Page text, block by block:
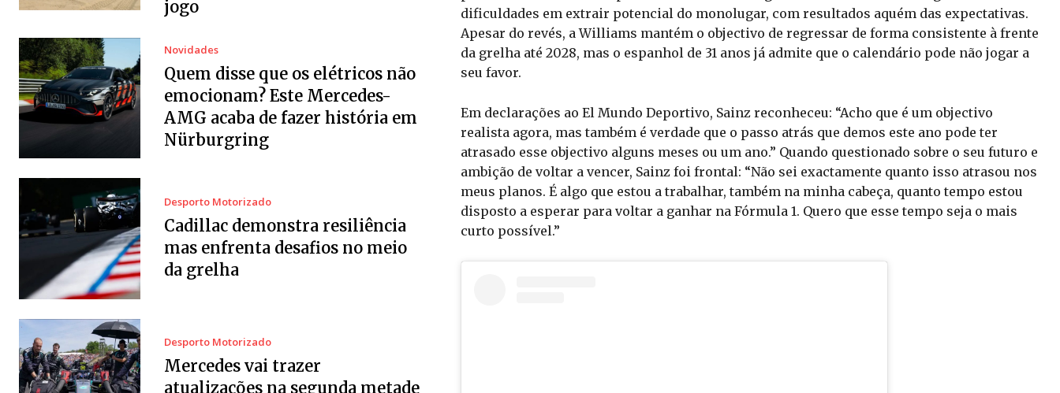
jogo
Novidades
Quem disse que os elétricos não
emocionam? Este Mercedes-
AMG acaba de fazer história em
Nürburgring
Desporto Motorizado
Cadillac demonstra resiliência
mas enfrenta desafios no meio
da grelha
Desporto Motorizado
Mercedes vai trazer
atualizações na segunda metade
dificuldades em extrair potencial do monolugar, com resultados aquém das expectativas.
Apesar do revés, a Williams mantém o objectivo de regressar de forma consistente à frente
da grelha até 2028, mas o espanhol de 31 anos já admite que o calendário pode não jogar a
seu favor.
Em declarações ao El Mundo Deportivo, Sainz reconheceu: “Acho que é um objectivo
realista agora, mas também é verdade que o passo atrás que demos este ano pode ter
atrasado esse objectivo alguns meses ou um ano.” Quando questionado sobre o seu futuro e
ambição de voltar a vencer, Sainz foi frontal: “Não sei exactamente quanto isso atrasou nos
meus planos. É algo que estou a trabalhar, também na minha cabeça, quanto tempo estou
disposto a esperar para voltar a ganhar na Fórmula 1. Quero que esse tempo seja o mais
curto possível.”